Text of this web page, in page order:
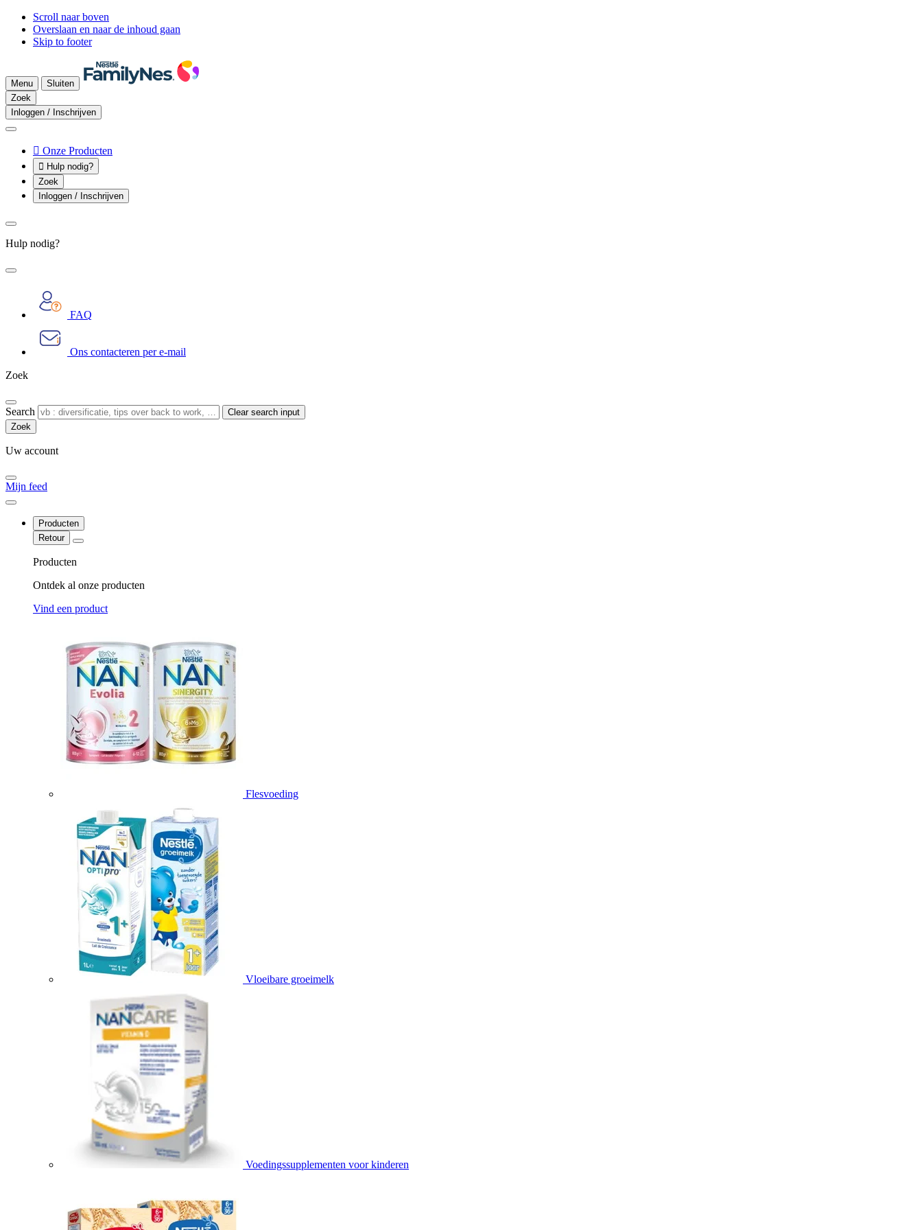
Scroll naar boven
Overslaan en naar de inhoud gaan
Skip to footer
Menu
Sluiten
Zoek
Inloggen / Inschrijven
 Onze Producten
 Hulp nodig?
Zoek
Inloggen / Inschrijven
Hulp nodig?
FAQ
Ons contacteren per e-mail
Zoek
Search Clear search input
Uw account
Mijn feed
Producten
Retour
Producten
Ontdek al onze producten
Vind een product
Flesvoeding
Vloeibare groeimelk
Voedingssupplementen voor kinderen